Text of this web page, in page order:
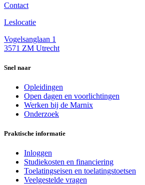
Contact
Leslocatie
Vogelsanglaan 1
3571 ZM Utrecht
Snel naar
Opleidingen
Open dagen en voorlichtingen
Werken bij de Marnix
Onderzoek
Praktische informatie
Inloggen
Studiekosten en financiering
Toelatingseisen en toelatingstoetsen
Veelgestelde vragen